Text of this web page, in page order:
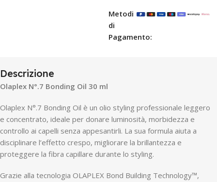
Metodi
di
Pagamento:
Descrizione
Olaplex N°.7 Bonding Oil 30 ml
Olaplex N°.7 Bonding Oil è un olio styling professionale leggero
e concentrato, ideale per donare luminosità, morbidezza e
controllo ai capelli senza appesantirli. La sua formula aiuta a
disciplinare l’effetto crespo, migliorare la brillantezza e
proteggere la fibra capillare durante lo styling.
Grazie alla tecnologia OLAPLEX Bond Building Technology™,